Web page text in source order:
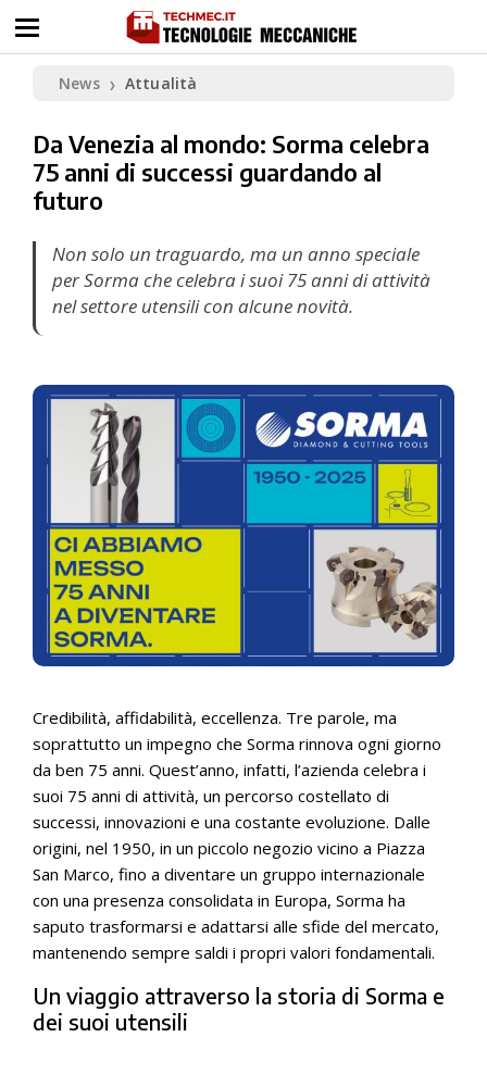
News ❯ Attualità
Da Venezia al mondo: Sorma celebra
75 anni di successi guardando al
futuro
Non solo un traguardo, ma un anno speciale
per Sorma che celebra i suoi 75 anni di attività
nel settore utensili con alcune novità.
Credibilità, affidabilità, eccellenza. Tre parole, ma
soprattutto un impegno che Sorma rinnova ogni giorno
da ben 75 anni. Quest’anno, infatti, l’azienda celebra i
suoi 75 anni di attività, un percorso costellato di
successi, innovazioni e una costante evoluzione. Dalle
origini, nel 1950, in un piccolo negozio vicino a Piazza
San Marco, fino a diventare un gruppo internazionale
con una presenza consolidata in Europa, Sorma ha
saputo trasformarsi e adattarsi alle sfide del mercato,
mantenendo sempre saldi i propri valori fondamentali.
Un viaggio attraverso la storia di Sorma e
dei suoi utensili